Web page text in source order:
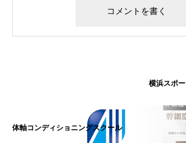
横浜スポ
体軸コンディショニングスクール